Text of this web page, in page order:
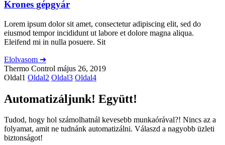
Krones gépgyár
Lorem ipsum dolor sit amet, consectetur adipiscing elit, sed do
eiusmod tempor incididunt ut labore et dolore magna aliqua.
Eleifend mi in nulla posuere. Sit
Elolvasom ➔
Thermo Control május 26, 2019
Oldal1 Oldal2 Oldal3 Oldal4
Automatizáljunk! Együtt!
Tudod, hogy hol számolhatnál kevesebb munkaórával?! Nincs az a
folyamat, amit ne tudnánk automatizálni. Válaszd a nagyobb üzleti
biztonságot!